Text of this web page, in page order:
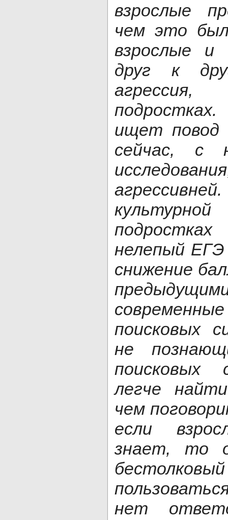
взрослые
чем это
взрослые
друг к
ищет повод
сейчас, с
нелепый
снижение
поисковых
не
поисковых
легче
чем
если
знает, то
нет